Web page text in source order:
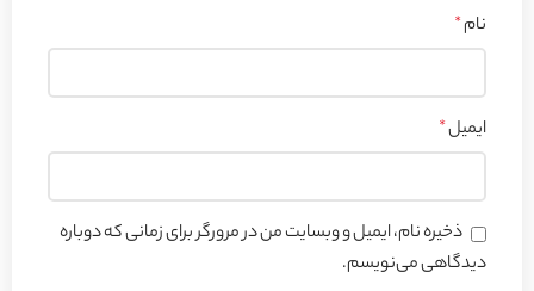
نام*
ایمیل*
ذخیره نام، ایمیل و وبسایت من در مرورگر برای زمانی که دوباره
دیدگاهی می‌نویسم.